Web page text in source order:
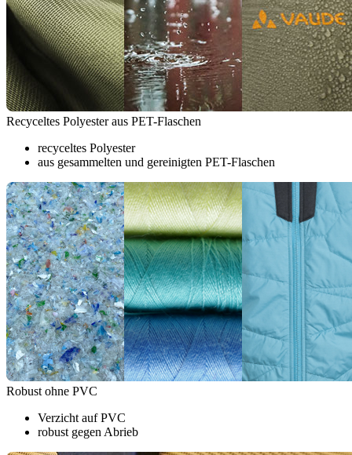
Recyceltes Polyester aus PET-Flaschen
recyceltes Polyester
aus gesammelten und gereinigten PET-Flaschen
Robust ohne PVC
Verzicht auf PVC
robust gegen Abrieb